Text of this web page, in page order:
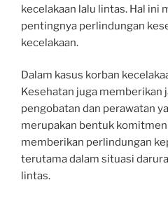
kecelakaan lalu lintas. Hal ini
pentingnya perlindungan
kecelakaan.
Dalam kasus korban
Kesehatan juga memberikan
pengobatan dan perawatan
merupakan bentuk komitmen
memberikan perlindungan
terutama dalam situasi
lintas.